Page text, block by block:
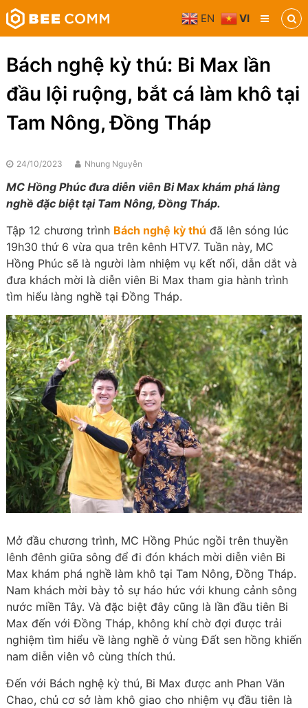
Skip
to
content
Bee
Comm
Truyền
thông
phương
tiện
Bách nghệ kỳ thú: Bi Max lần
đầu lội ruộng, bắt cá làm khô tại
Tam Nông, Đồng Tháp
24/10/2023 Nhung Nguyễn
MC Hồng Phúc đưa diễn viên Bi Max khám phá làng
nghề đặc biệt tại Tam Nông, Đồng Tháp.
Tập 12 chương trình Bách nghệ kỳ thú đã lên sóng lúc
19h30 thứ 6 vừa qua trên kênh HTV7. Tuần này, MC
Hồng Phúc sẽ là người làm nhiệm vụ kết nối, dẫn dắt và
đưa khách mời là diễn viên Bi Max tham gia hành trình
tìm hiểu làng nghề tại Đồng Tháp.
Mở đầu chương trình, MC Hồng Phúc ngồi trên thuyền
lênh đênh giữa sông để đi đón khách mời diễn viên Bi
Max khám phá nghề làm khô tại Tam Nông, Đồng Tháp.
Nam khách mời bày tỏ sự háo hức với khung cảnh sông
nước miền Tây. Và đặc biệt đây cũng là lần đầu tiên Bi
Max đến với Đồng Tháp, không khí chờ đợi được trải
nghiệm tìm hiểu về làng nghề ở vùng Đất sen hồng khiến
nam diễn viên vô cùng thích thú.
Đến với Bách nghệ kỳ thú, Bi Max được anh Phan Văn
Chao, chủ cơ sở làm khô giao cho nhiệm vụ đầu tiên là
EN VI